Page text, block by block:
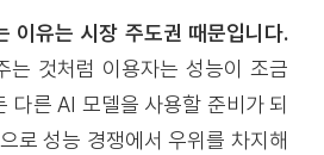
이유는 시장 주도권 때문입니다.
는 것처럼 이용자는 성능이 조금
다른 AI 모델을 사용할 준비가 되
로 성능 경쟁에서 우위를 차지해